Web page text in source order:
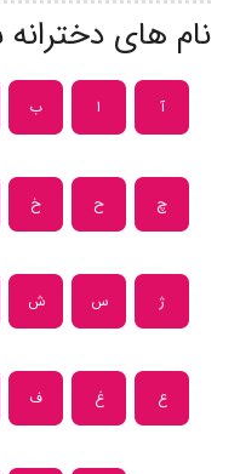
نام های
آ ا ب
چ ح خ
ژ س ش
ع غ ف